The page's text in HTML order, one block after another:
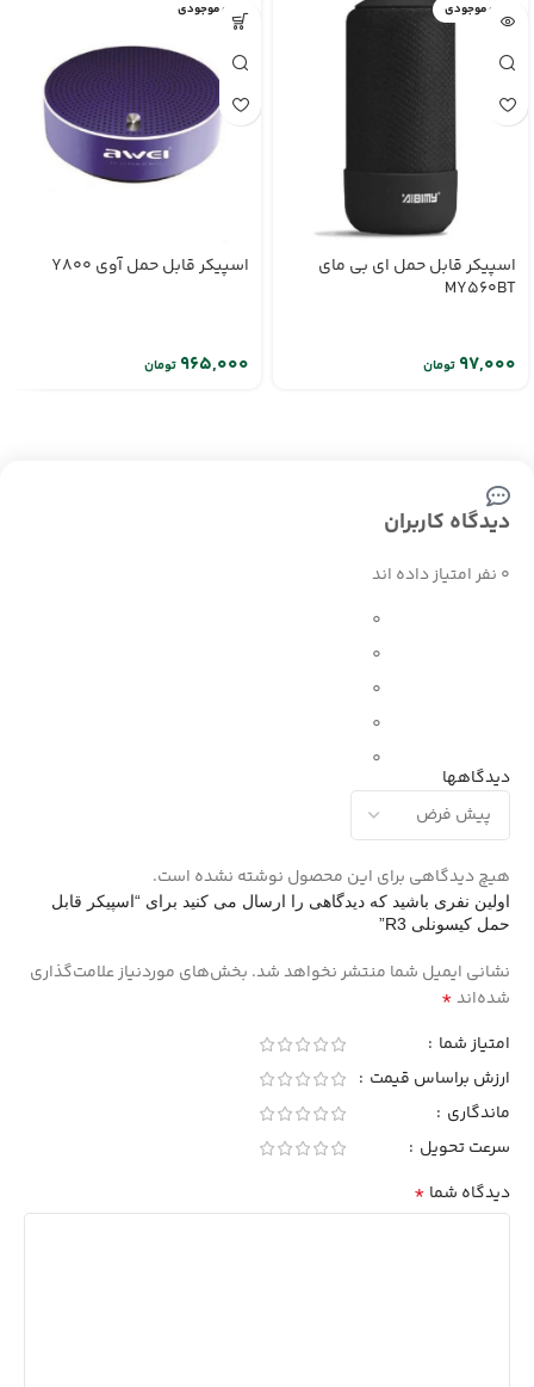
اتمام موجودی
اسپیکر قابل حمل ای بی مای
MY560BT
تومان
اتمام موجودی
اسپیکر قابل حمل آوی Y800
تومان
دیدگاه کاربران
0 نفر امتیاز داده اند
0
0
0
0
0
دیدگاهها
هیچ دیدگاهی برای این محصول نوشته نشده است.
اولین نفری باشید که دیدگاهی را ارسال می کنید برای “اسپیکر قابل
حمل کیسونلی R3”
نشانی ایمیل شما منتشر نخواهد شد. بخش‌های موردنیاز علامت‌گذاری
شده‌اند*
امتیاز شما
ارزش براساس قیمت
ماندگاری
سرعت تحویل
دیدگاه شما *